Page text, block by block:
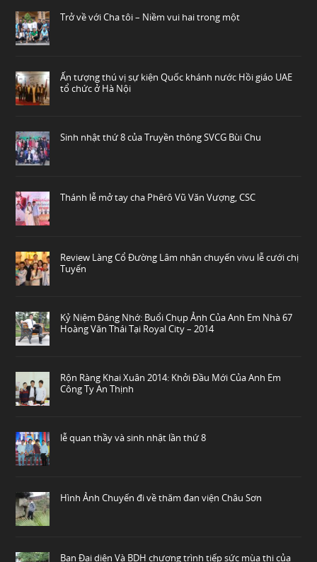
Trở về với Cha tôi – Niềm vui hai trong một
Ấn tượng thú vị sự kiện Quốc khánh nước Hồi giáo UAE
tổ chức ở Hà Nội
Sinh nhật thứ 8 của Truyền thông SVCG Bùi Chu
Thánh lễ mở tay cha Phêrô Vũ Văn Vượng, CSC
Review Làng Cổ Đường Lâm nhân chuyến vivu lễ cưới chị
Tuyến
Kỷ Niệm Đáng Nhớ: Buổi Chụp Ảnh Của Anh Em Nhà 67
Hoàng Văn Thái Tại Royal City – 2014
Rộn Ràng Khai Xuân 2014: Khởi Đầu Mới Của Anh Em
Công Ty An Thịnh
lễ quan thầy và sinh nhật lần thứ 8
Hình Ảnh Chuyến đi về thăm đan viện Châu Sơn
Ban Đại diện Và BDH chương trình tiếp sức mùa thi của